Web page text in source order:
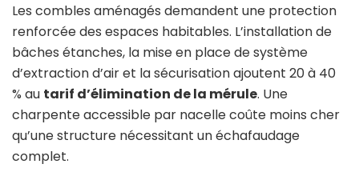
Les combles aménagés demandent une protection
renforcée des espaces habitables. L’installation de
bâches étanches, la mise en place de système
d’extraction d’air et la sécurisation ajoutent 20 à 40
% au tarif d’élimination de la mérule. Une
charpente accessible par nacelle coûte moins cher
qu’une structure nécessitant un échafaudage
complet.